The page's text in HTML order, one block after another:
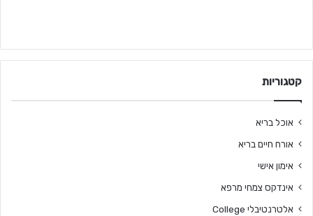
קטגוריות
אוכל בריא
אורח חיים בריא
אימון אישי
אינדקס צמחי מרפא
אלטרנטיבלי College